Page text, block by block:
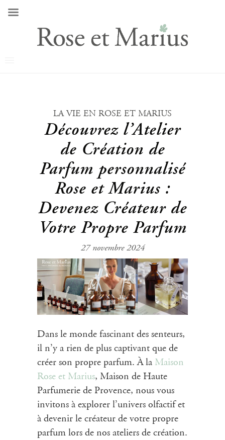
LA VIE EN ROSE ET MARIUS
Découvrez l’Atelier
de Création de
Parfum personnalisé
Rose et Marius :
Devenez Créateur de
Votre Propre Parfum
27 novembre 2024
Dans le monde fascinant des senteurs,
il n’y a rien de plus captivant que de
créer son propre parfum. À la Maison
Rose et Marius, Maison de Haute
Parfumerie de Provence, nous vous
invitons à explorer l’univers olfactif et
à devenir le créateur de votre propre
parfum lors de nos ateliers de création.